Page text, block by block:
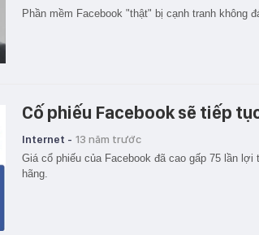
Phần mềm Facebook "thật" bị cạnh tranh không
Cố phiếu Facebook sẽ tiếp
Internet - 13 năm trước
Giá cổ phiếu của Facebook đã cao gấp 75 lần
hãng.